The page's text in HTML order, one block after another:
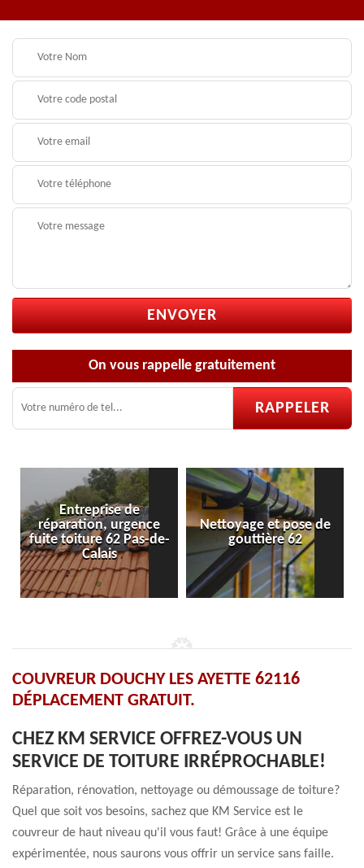
On vous rappelle gratuitement
Nettoyage et pose de
gouttière 62
Pose et réparation de
velux 62
COUVREUR DOUCHY LES AYETTE 62116
DÉPLACEMENT GRATUIT.
CHEZ KM SERVICE OFFREZ-VOUS UN
SERVICE DE TOITURE IRRÉPROCHABLE!
Réparation, rénovation, nettoyage ou démoussage de toiture?
Quel que soit vos besoins, sachez que KM Service est le
couvreur de haut niveau qu'il vous faut! Grâce à une équipe
expérimentée, nous saurons vous offrir un service sans faille.